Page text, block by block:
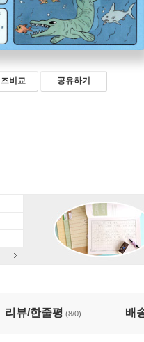
비교 공유하기
입니다
리뷰/한줄평 (8/0) 배